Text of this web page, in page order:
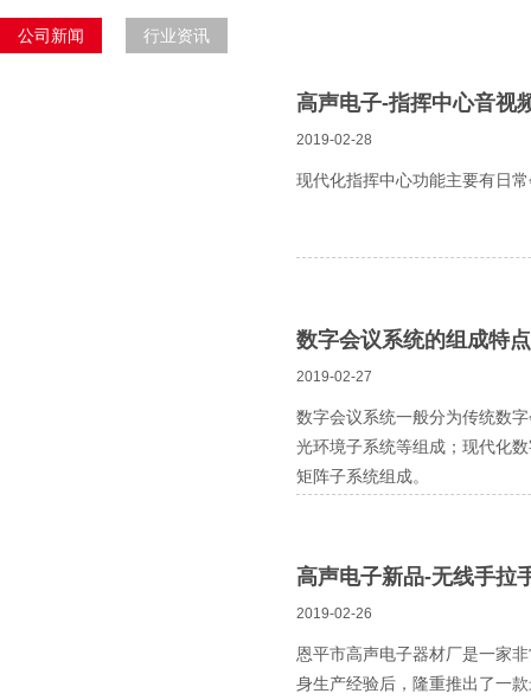
公司新闻 行业资讯
高声电子-指挥中心音视
2019-02-28
现代化指挥中心功能主要有日
数字会议系统的组成特
2019-02-27
数字会议系统一般分为传统数
光环境子系统等组成；现代化
矩阵子系统组成。
高声电子新品-无线手拉
2019-02-26
恩平市高声电子器材厂是一家
身生产经验后，隆重推出了一